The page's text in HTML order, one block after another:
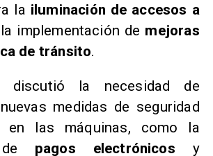
la iluminación de accesos a
implementación de mejoras
de tránsito.
discutió la necesidad de
medidas de seguridad
en las máquinas, como la
de pagos electrónicos y